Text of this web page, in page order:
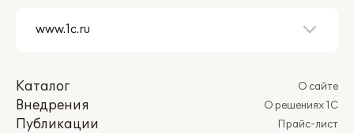
Каталог
Внедрения
Публикации
О сайте
О решениях 1С
Прайс-лист